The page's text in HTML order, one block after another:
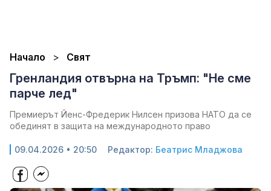
Начало Свят
Гренландия отвърна на Тръмп: "Не сме
парче лед"
Премиерът Йенс-Фредерик Нилсен призова НАТО да се
обединят в защита на международното право
09.04.2026 • 20:50 Редактор: Беатрис Младжова